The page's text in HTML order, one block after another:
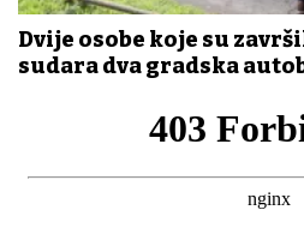
Dvije osobe koje su
sudara dva gradska